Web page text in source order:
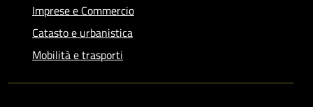
Imprese e Commercio
Catasto e urbanistica
Mobilità e trasporti